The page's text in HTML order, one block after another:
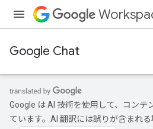
Google Chat
Google は AI 技術を使用して、コンテ
ています。AI 翻訳には誤りが含まれる